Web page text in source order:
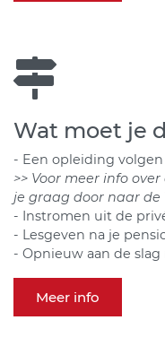
Wat moet je
- Een opleiding volgen
>> Voor meer info
je graag door naar de
- Instromen uit de
- Lesgeven na je
- Opnieuw aan de
Meer info